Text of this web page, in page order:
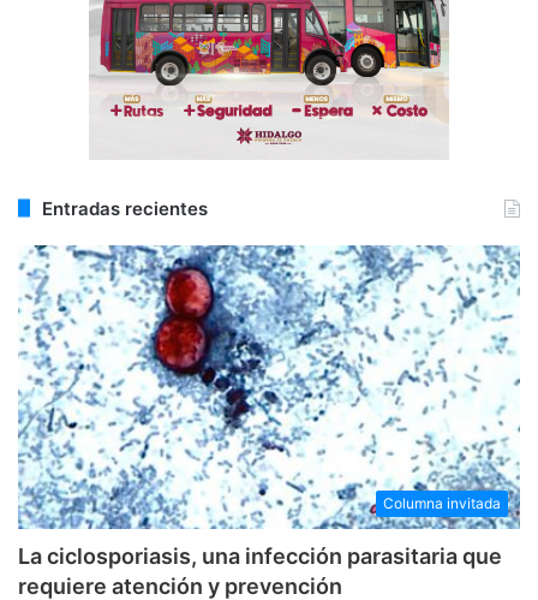
Entradas recientes
Columna invitada
La ciclosporiasis, una infección parasitaria que
requiere atención y prevención